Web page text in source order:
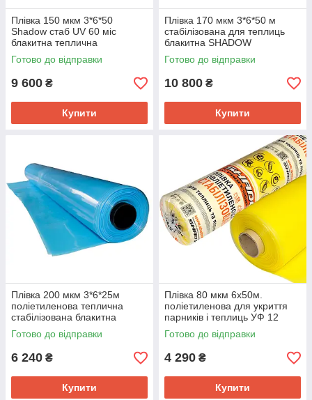
Плівка 150 мкм 3*6*50
Shadow стаб UV 60 міс
блакитна теплична
Готово до відправки
9 600 ₴
Купити
Плівка 170 мкм 3*6*50 м
стабілізована для теплиць
блакитна SHADOW
Готово до відправки
10 800 ₴
Купити
Плівка 200 мкм 3*6*25м
поліетиленова теплична
стабілізована блакитна
Shadow
Готово до відправки
6 240 ₴
Купити
Плівка 80 мкм 6х50м.
поліетиленова для укриття
парників і теплиць УФ 12
місяців
Готово до відправки
4 290 ₴
Купити